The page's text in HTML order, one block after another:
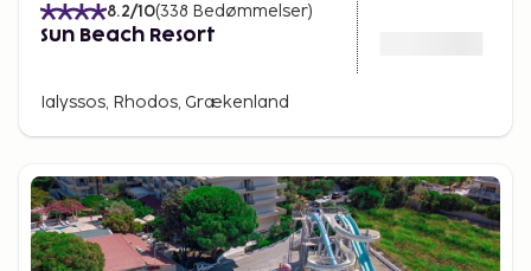
8.2/10(338 Bedømmelser)
Sun Beach Resort
Ialyssos, Rhodos, Grækenland